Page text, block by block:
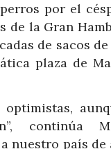
por el
de la Gran
de sacos
plaza de
optimistas,
continúa
nuestro país